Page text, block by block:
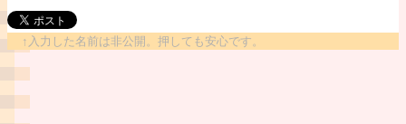
↑入力した名前は非公開。押しても安心です。